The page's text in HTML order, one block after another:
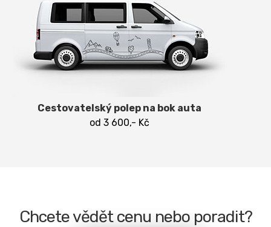
Cestovatelský polep na bok auta
od 3 600,- Kč
Chcete vědět cenu nebo poradit?